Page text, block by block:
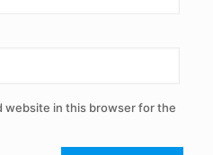
website in this browser for the